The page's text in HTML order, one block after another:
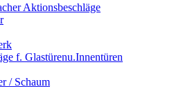
Aktionsbeschläge
f. Glastürenu.Innentüren
/ Schaum